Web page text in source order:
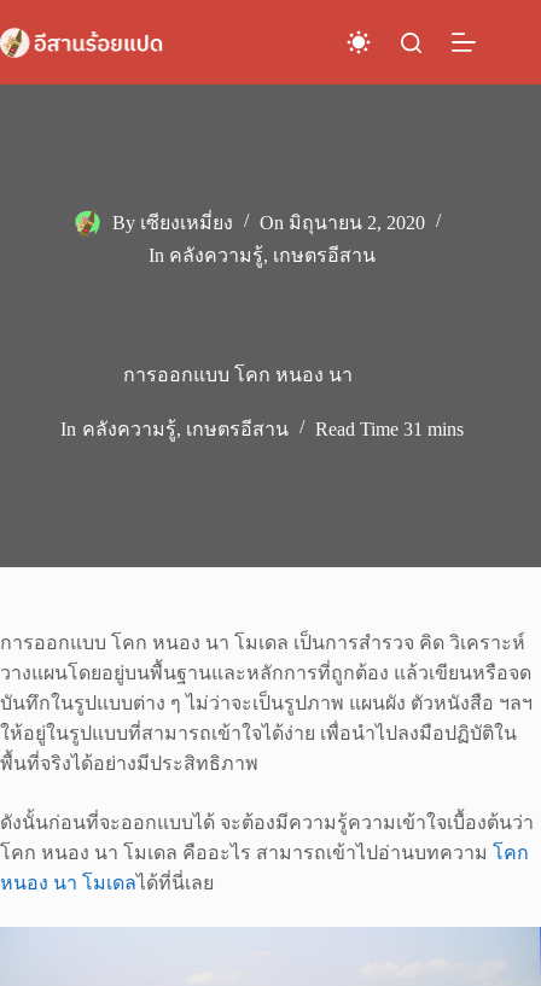
to
content
By เซียงเหมี่ยง On มิถุนายน 2, 2020
In คลังความรู้, เกษตรอีสาน
การออกแบบ โคก หนอง นา
In คลังความรู้, เกษตรอีสาน Read Time 31 mins
การออกแบบ โคก หนอง นา โมเดล เป็นการสำรวจ คิด วิเคราะห์
วางแผนโดยอยู่บนพื้นฐานและหลักการที่ถูกต้อง แล้วเขียนหรือจด
บันทึกในรูปแบบต่าง ๆ ไม่ว่าจะเป็นรูปภาพ แผนผัง ตัวหนังสือ ฯลฯ
ให้อยู่ในรูปแบบที่สามารถเข้าใจได้ง่าย เพื่อนำไปลงมือปฏิบัติใน
พื้นที่จริงได้อย่างมีประสิทธิภาพ
ดังนั้นก่อนที่จะออกแบบได้ จะต้องมีความรู้ความเข้าใจเบื้องต้นว่า
โคก หนอง นา โมเดล คืออะไร สามารถเข้าไปอ่านบทความ โคก
หนอง นา โมเดลได้ที่นี่เลย